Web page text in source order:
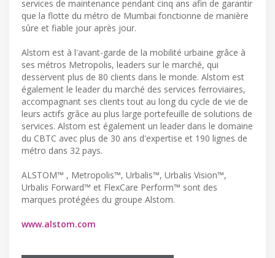
services de maintenance pendant cinq ans afin de garantir
que la flotte du métro de Mumbai fonctionne de manière
sûre et fiable jour après jour.
Alstom est à l'avant-garde de la mobilité urbaine grâce à
ses métros Metropolis, leaders sur le marché, qui
desservent plus de 80 clients dans le monde. Alstom est
également le leader du marché des services ferroviaires,
accompagnant ses clients tout au long du cycle de vie de
leurs actifs grâce au plus large portefeuille de solutions de
services. Alstom est également un leader dans le domaine
du CBTC avec plus de 30 ans d'expertise et 190 lignes de
métro dans 32 pays.
ALSTOM™ , Metropolis™, Urbalis™, Urbalis Vision™,
Urbalis Forward™ et FlexCare Perform™ sont des
marques protégées du groupe Alstom.
www.alstom.com